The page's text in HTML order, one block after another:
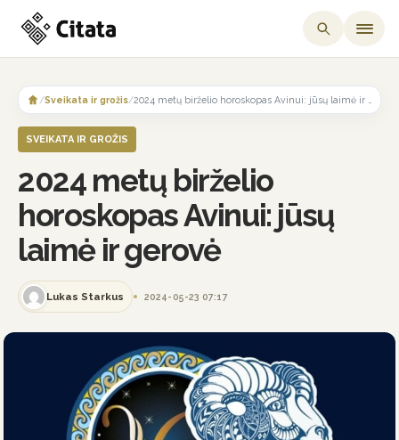
content
/Sveikata ir grožis/
SVEIKATA IR GROŽIS
2024 metų birželio
horoskopas Avinui: jūsų
laimė ir gerovė
Lukas Starkus 2024-05-23 07:17